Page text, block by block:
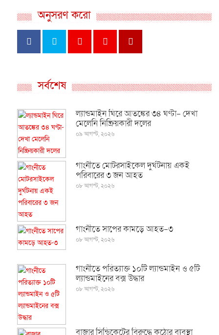
অনুসরণ করো
সর্বশেষ
ল্যান্ডমাইন ঘিরে আতঙ্কের ৩৪ ঘণ্টা- দেখা
মেলেনি নিষ্ক্রিয়কারী দলের
০৯ আগস্ট, ২০২৬
গাংনীতে মোটরসাইকেল দুর্ঘটনায় একই
পরিবারের ৩ জন আহত
০৮ আগস্ট, ২০২৬
গাংনীতে সাপের কামড়ে আহত-৩
০৮ আগস্ট, ২০২৬
গাংনীতে পরিত্যাক্ত ১০টি ল্যান্ডমাইন ও ৫টি
ল্যান্ডমাইনের বক্স উদ্ধার
০৮ আগস্ট, ২০২৬
বাজার সিন্ডিকেটের বিরুদ্ধে কঠোর ব্যবস্থা